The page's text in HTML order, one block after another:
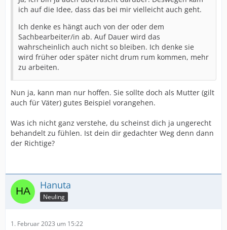
ich auf die Idee, dass das bei mir vielleicht auch geht.
Ich denke es hängt auch von der oder dem
Sachbearbeiter/in ab. Auf Dauer wird das
wahrscheinlich auch nicht so bleiben. Ich denke sie
wird früher oder später nicht drum rum kommen, mehr
zu arbeiten.
Nun ja, kann man nur hoffen. Sie sollte doch als Mutter (gilt
auch für Väter) gutes Beispiel vorangehen.
Was ich nicht ganz verstehe, du scheinst dich ja ungerecht
behandelt zu fühlen. Ist dein dir gedachter Weg denn dann
der Richtige?
Hanuta
Neuling
1. Februar 2023 um 15:22